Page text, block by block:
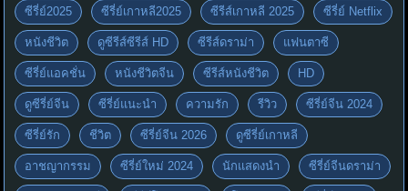
ซีรี่ย์2025 ซีรี่ย์เกาหลี2025 ซีรีส์เกาหลี 2025 ซีรี่ย์ Netflix
หนังชีวิต ดูซีรีส์ซีรีส์ HD ซีรีส์ดราม่า แฟนตาซี
ซีรี่ย์แอคชั่น หนังชีวิตจีน ซีรีส์หนังชีวิต HD
ดูซีรี่ย์จีน ซีรี่ย์แนะนำ ความรัก รีวิว ซีรี่ย์จีน 2024
ซีรี่ย์รัก ชีวิต ซีรี่ย์จีน 2026 ดูซีรี่ย์เกาหลี
อาชญากรรม ซีรี่ย์ใหม่ 2024 นักแสดงนำ ซีรี่ย์จีนดราม่า